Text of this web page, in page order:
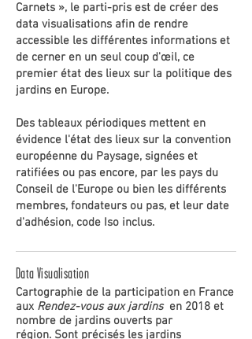
Carnets », le parti-pris est de créer des
data visualisations afin de rendre
accessible les différentes informations et
de cerner en un seul coup d'œil, ce
premier état des lieux sur la politique des
jardins en Europe.
Des tableaux périodiques mettent en
évidence l'état des lieux sur la convention
européenne du Paysage, signées et
ratifiées ou pas encore, par les pays du
Conseil de l'Europe ou bien les différents
membres, fondateurs ou pas, et leur date
d'adhésion, code Iso inclus.
Data Visualisation
Cartographie de la participation en France
aux Rendez-vous aux jardins en 2018 et
nombre de jardins ouverts par
région. Sont précisés les jardins